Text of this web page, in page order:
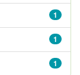
1
1
1